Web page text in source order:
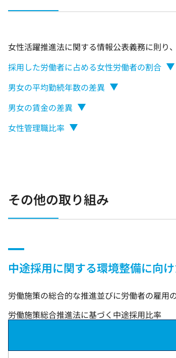
女性活躍推進法に関する情報公表義務に則り
採用した労働者に占める女性労働者の割合
男女の平均勤続年数の差異
男女の賃金の差異
女性管理職比率
その他の取り組み
中途採用に関する環境整備に向
労働施策の総合的な推進並びに労働者の雇用
労働施策総合推進法に基づく中途採用比率